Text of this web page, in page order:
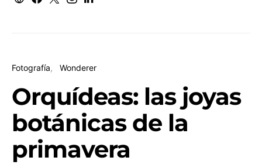
Fotografía Wonderer
Orquídeas: las joyas
botánicas de la
primavera